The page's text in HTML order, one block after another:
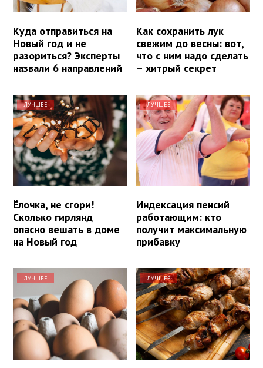
Куда отправиться на
Новый год и не
разориться? Эксперты
назвали 6 направлений
Как сохранить лук
свежим до весны: вот,
что с ним надо сделать
– хитрый секрет
ЛУЧШЕЕ
Ёлочка, не сгори!
Сколько гирлянд
опасно вешать в доме
на Новый год
ЛУЧШЕЕ
Индексация пенсий
работающим: кто
получит максимальную
прибавку
ЛУЧШЕЕ ЛУЧШЕЕ